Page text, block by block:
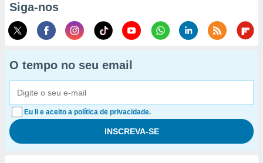
Siga-nos
O tempo no seu email
Eu li e aceito a política de privacidade.